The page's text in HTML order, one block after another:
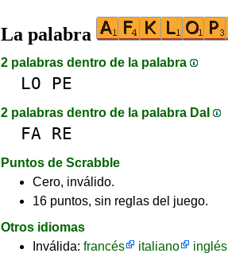
La palabra
2 palabras dentro de la palabra
LO PE
2 palabras dentro de la palabra DaI
FA RE
Puntos de Scrabble
Cero, inválido.
16 puntos, sin reglas del juego.
Otros idiomas
Inválida: francés italiano inglés